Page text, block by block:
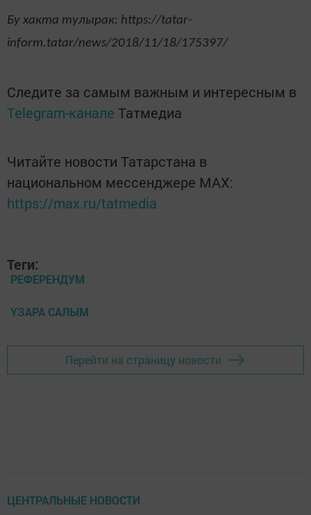
Бу хакта тулырак: https://tatar-
inform.tatar/news/2018/11/18/175397/
Следите за самым важным и интересным в
Telegram-канале Татмедиа
Читайте новости Татарстана в
национальном мессенджере MАХ:
https://max.ru/tatmedia
Теги:
РЕФЕРЕНДУМ
ҮЗАРА САЛЫМ
Перейти на страницу новости
ЦЕНТРАЛЬНЫЕ НОВОСТИ